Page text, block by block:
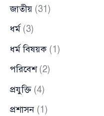
জাতীয় (31)
ধর্ম (3)
ধর্ম বিষয়ক (1)
পরিবেশ(2)
প্রযুক্তি (4)
প্রশাসন (1)